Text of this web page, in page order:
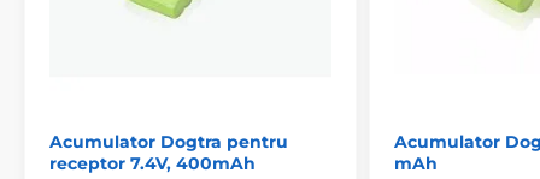
Acumulator Dogtra pentru
receptor 7.4V, 400mAh
Acumulator
mAh